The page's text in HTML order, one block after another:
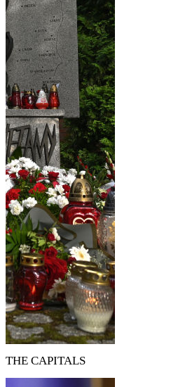
THE CAPITALS